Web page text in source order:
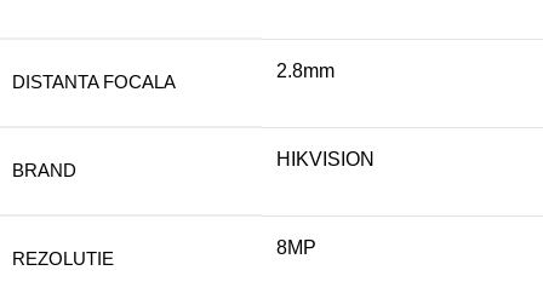
DISTANTA FOCALA
2.8mm
BRAND
HIKVISION
REZOLUTIE
8MP